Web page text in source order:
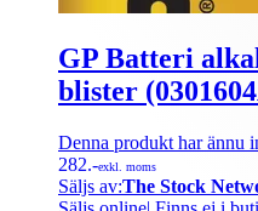
GP Batteri
blister
Denna produkt har ännu
282.-exkl. moms
Säljs av:The Stock